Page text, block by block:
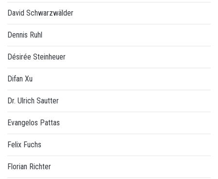
David Schwarzwälder
Dennis Ruhl
Désirée Steinheuer
Difan Xu
Dr. Ulrich Sautter
Evangelos Pattas
Felix Fuchs
Florian Richter